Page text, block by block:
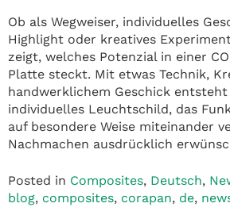
Ob als Wegweiser, individuelles
Highlight oder kreatives
zeigt, welches Potenzial in einer
Platte steckt. Mit etwas Technik,
handwerklichem Geschick entsteht
individuelles Leuchtschild, das
auf besondere Weise miteinander
Nachmachen ausdrücklich
Posted in Composites, Deutsch,
blog, composites, corapan, de,